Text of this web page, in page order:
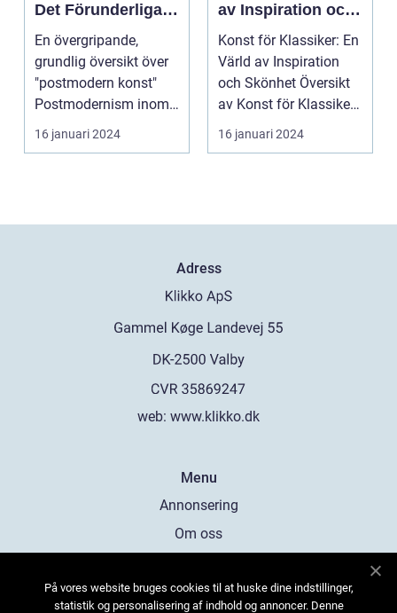
Det Förunderliga
Konstuttrycket
En övergripande,
grundlig översikt över
"postmodern konst"
Postmodernism inom
konsten är en
konstnä...
16 januari 2024
av Inspiration och
Skönhet
Konst för Klassiker: En
Värld av Inspiration
och Skönhet Översikt
av Konst för Klassiker
Konst fö...
16 januari 2024
Adress
web: www.klikko.dk
Menu
Annonsering
Om oss
Kontakta oss
På vores website bruges cookies til at huske dine indstillinger,
statistik og personalisering af indhold og annoncer. Denne